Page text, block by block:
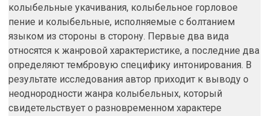
колыбельные укачивания, колыбельное горловое
пение и колыбельные, исполняемые с болтанием
языком из стороны в сторону. Первые два вида
относятся к жанровой характеристике, а последние два
определяют тембровую специфику интонирования. В
результате исследования автор приходит к выводу о
неоднородности жанра колыбельных, который
свидетельствует о разновременном характере